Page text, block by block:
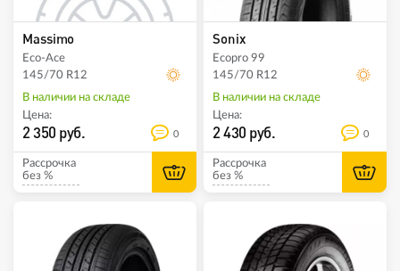
Massimo
Eco-Ace
145/70 R12
В наличии на складе
Цена:
2 350 руб. 0
Рассрочка
без %
Sonix
Ecopro 99
145/70 R12
В наличии на складе
Цена:
2 430 руб. 0
Рассрочка
без %